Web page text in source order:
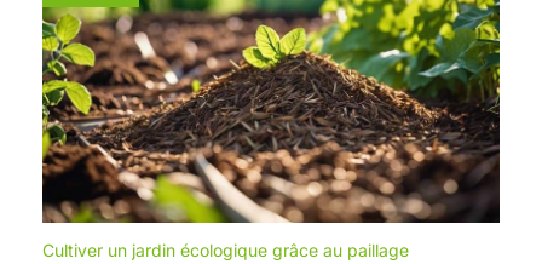
Cultiver un jardin écologique grâce au paillage